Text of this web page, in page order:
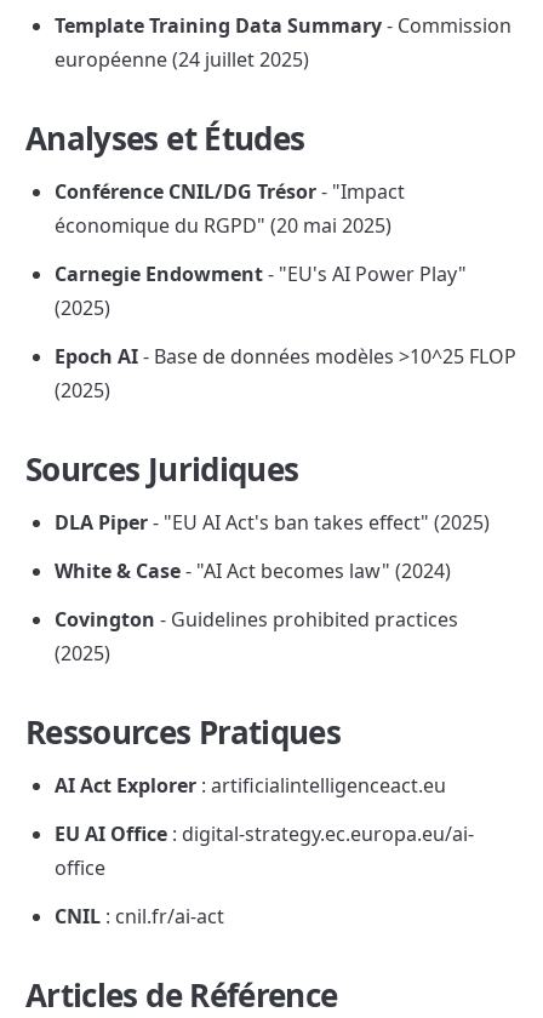
Template Training Data Summary - Commission
européenne (24 juillet 2025)
Analyses et Études
Conférence CNIL/DG Trésor - "Impact
économique du RGPD" (20 mai 2025)
Carnegie Endowment - "EU's AI Power Play"
(2025)
Epoch AI - Base de données modèles >10^25 FLOP
(2025)
Sources Juridiques
DLA Piper - "EU AI Act's ban takes effect" (2025)
White & Case - "AI Act becomes law" (2024)
Covington - Guidelines prohibited practices
(2025)
Ressources Pratiques
AI Act Explorer : artificialintelligenceact.eu
EU AI Office : digital-strategy.ec.europa.eu/ai-
office
CNIL : cnil.fr/ai-act
Articles de Référence